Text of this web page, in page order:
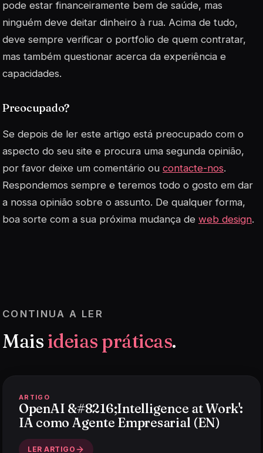
pode estar financeiramente bem de saúde, mas
ninguém deve deitar dinheiro à rua. Acima de tudo,
deve sempre verificar o portfolio de quem contratar,
mas também questionar acerca da experiência e
capacidades.
Preocupado?
Se depois de ler este artigo está preocupado com o
aspecto do seu site e procura uma segunda opinião,
por favor deixe um comentário ou contacte-nos.
Respondemos sempre e teremos todo o gosto em dar
a nossa opinião sobre o assunto. De qualquer forma,
boa sorte com a sua próxima mudança de web design.
CONTINUA A LER
Mais ideias práticas.
ARTIGO
OpenAI &#8216;Intelligence at Work':
IA como Agente Empresarial (EN)
LER ARTIGO